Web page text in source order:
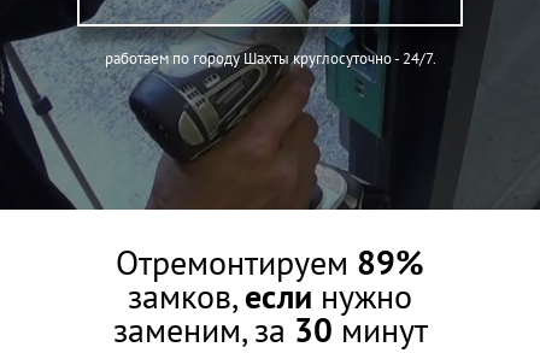
работаем по городу Шахты круглосуточно - 24/7.
Отремонтируем 89%
замков,если нужно
заменим, за 30 минут